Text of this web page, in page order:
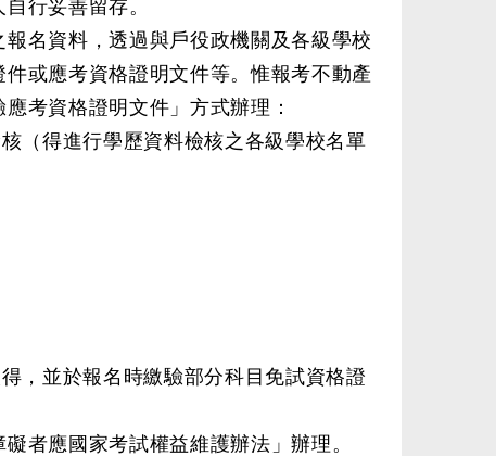
行妥善留存。
名資料，透過與戶役政機關及各級學校
或應考資格證明文件等。惟報考不動產
考資格證明文件」方式辦理：
（得進行學歷資料檢核之各級學校名單
，並於報名時繳驗部分科目免試資格證
者應國家考試權益維護辦法」辦理。